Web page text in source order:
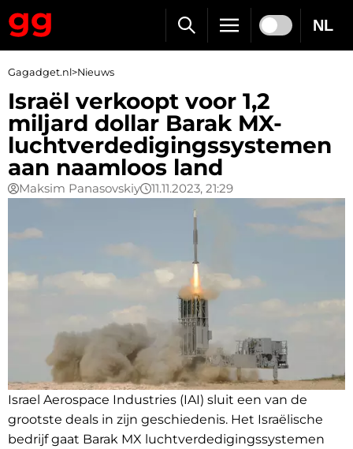
NL
Gagadget.nl>Nieuws
Israël verkoopt voor 1,2
miljard dollar Barak MX-
luchtverdedigingssystemen
aan naamloos land
Maksim Panasovskiy 11.11.2023, 21:29
Israel Aerospace Industries (IAI) sluit een van de
grootste deals in zijn geschiedenis. Het Israëlische
bedrijf gaat Barak MX luchtverdedigingssystemen